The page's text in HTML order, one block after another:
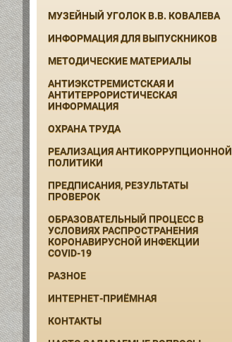
МУЗЕЙНЫЙ УГОЛОК В.В. КОВАЛЕВА
ИНФОРМАЦИЯ ДЛЯ ВЫПУСКНИКОВ
МЕТОДИЧЕСКИЕ МАТЕРИАЛЫ
АНТИЭКСТРЕМИСТСКАЯ И
АНТИТЕРРОРИСТИЧЕСКАЯ
ИНФОРМАЦИЯ
ОХРАНА ТРУДА
РЕАЛИЗАЦИЯ АНТИКОРРУПЦИОННОЙ
ПОЛИТИКИ
ПРЕДПИСАНИЯ, РЕЗУЛЬТАТЫ
ПРОВЕРОК
ОБРАЗОВАТЕЛЬНЫЙ ПРОЦЕСС В
УСЛОВИЯХ РАСПРОСТРАНЕНИЯ
КОРОНАВИРУСНОЙ ИНФЕКЦИИ
COVID-19
РАЗНОЕ
ИНТЕРНЕТ-ПРИЁМНАЯ
КОНТАКТЫ